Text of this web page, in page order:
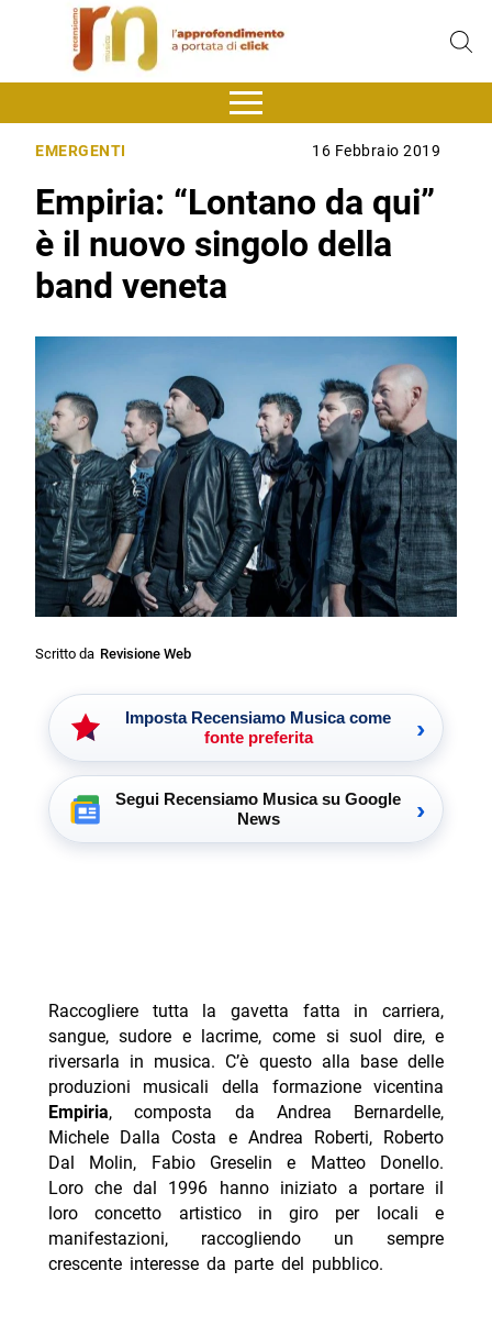
EMERGENTI 16 Febbraio 2019
Empiria: “Lontano da qui”
è il nuovo singolo della
band veneta
Scritto da Revisione Web
Imposta Recensiamo Musica come
fonte preferita
›
Segui Recensiamo Musica su Google
News
›
Raccogliere tutta la gavetta fatta in carriera,
sangue, sudore e lacrime, come si suol dire, e
riversarla in musica. C’è questo alla base delle
produzioni musicali della formazione vicentina
Empiria, composta da Andrea Bernardelle,
Michele Dalla Costa e Andrea Roberti, Roberto
Dal Molin, Fabio Greselin e Matteo Donello.
Loro che dal 1996 hanno iniziato a portare il
loro concetto artistico in giro per locali e
manifestazioni, raccogliendo un sempre
crescente interesse da parte del pubblico.